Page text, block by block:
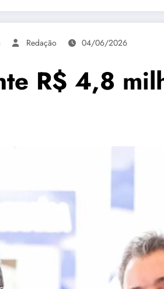
Redação 04/06/2026
R$ 4,8